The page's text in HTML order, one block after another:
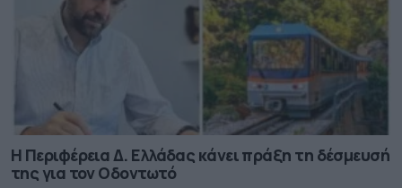
Η Περιφέρεια Δ. Ελλάδας κάνει πράξη τη δέσμευσή
της για τον Οδοντωτό